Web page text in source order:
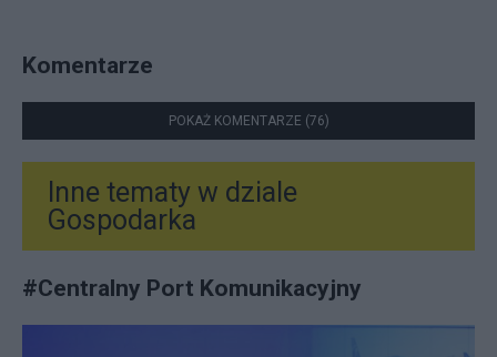
Komentarze
POKAŻ KOMENTARZE (76)
Inne tematy w dziale
Gospodarka
#Centralny Port Komunikacyjny